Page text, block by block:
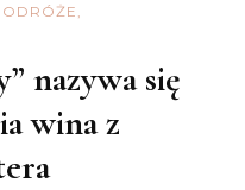
nazywa się
wina z